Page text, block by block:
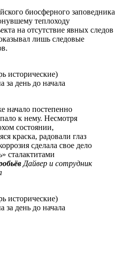
биосферного заповедника
теплоходу
на отсутствие явных следов
лишь следовые
исторические)
за день до начала
начало постепенно
к нему. Несмотря
состоянии,
краска, радовали глаз
сделала свое дело
сталактитами
Дайвер и сотрудник
исторические)
за день до начала